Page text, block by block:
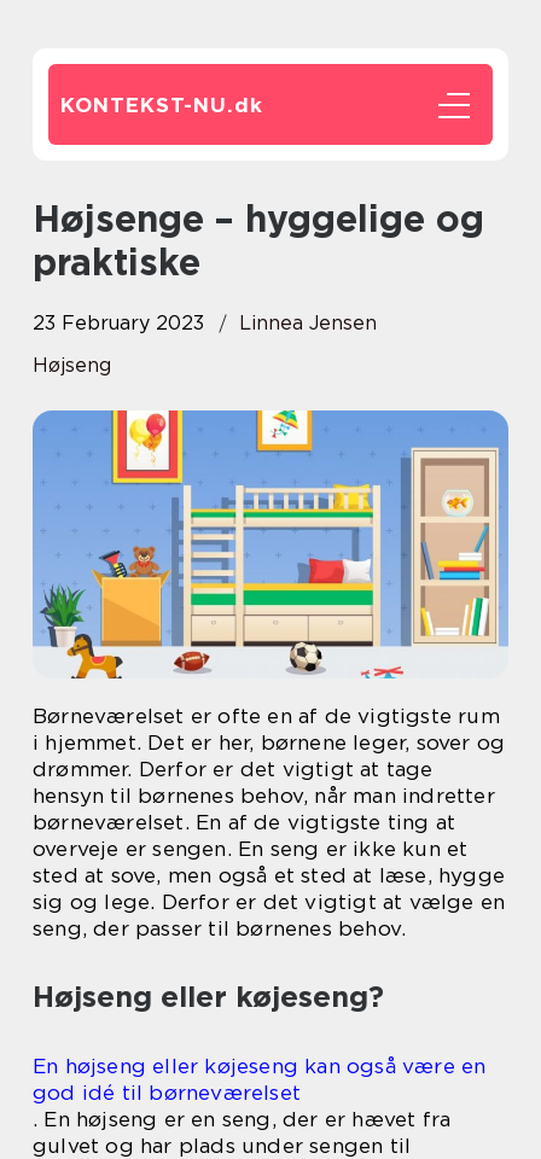
KONTEKST-NU.dk
Højsenge – hyggelige og
praktiske
23 February 2023
Linnea Jensen
Højseng
Børneværelset er ofte en af de vigtigste rum
i hjemmet. Det er her, børnene leger, sover og
drømmer. Derfor er det vigtigt at tage
hensyn til børnenes behov, når man indretter
børneværelset. En af de vigtigste ting at
overveje er sengen. En seng er ikke kun et
sted at sove, men også et sted at læse, hygge
sig og lege. Derfor er det vigtigt at vælge en
seng, der passer til børnenes behov.
Højseng eller køjeseng?
En højseng eller køjeseng kan også være en
god idé til børneværelset
. En højseng er en seng, der er hævet fra
gulvet og har plads under sengen til